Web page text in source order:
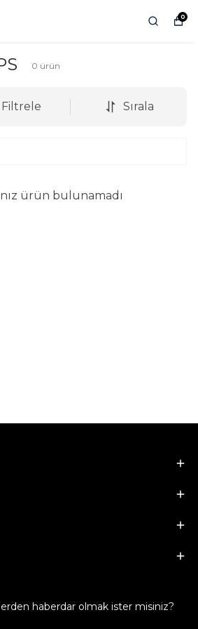
0
0 ürün
Filtrele Sırala
ürün bulunamadı
haberdar olmak ister misiniz?